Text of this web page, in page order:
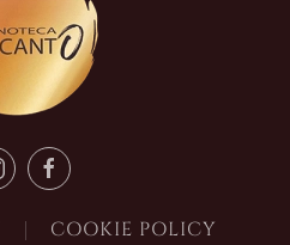
COOKIE POLICY